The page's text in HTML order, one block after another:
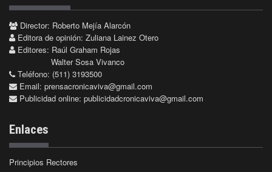
Director: Roberto Mejía Alarcón
Editora de opinión: Zuliana Lainez Otero
Editores: Raúl Graham Rojas
Walter Sosa Vivanco
Teléfono: (511) 3193500
Email: prensacronicaviva@gmail.com
Publicidad online: publicidadcronicaviva@gmail.com
Enlaces
Principios Rectores